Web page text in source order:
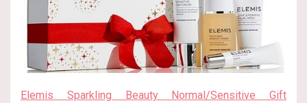
Elemis Sparkling Beauty Normal/Sensitive Gift